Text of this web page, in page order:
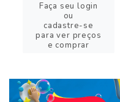
Faça seu login
ou
cadastre-se
para ver preços
e comprar